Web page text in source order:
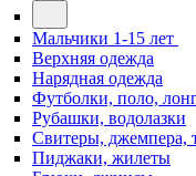
Мальчики 1-15 лет
Верхняя одежда
Нарядная одежда
Футболки, поло,
Рубашки, водолазки
Свитеры, джемпера,
Пиджаки, жилеты